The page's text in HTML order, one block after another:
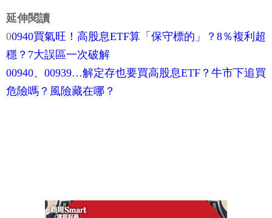
延伸閱讀
00940買氣旺！高股息ETF算「保守標的」？8％複利超
穩？7大誤區一次破解
00940、00939…解定存也要買高股息ETF？牛市下追買
危險嗎？風險藏在哪？